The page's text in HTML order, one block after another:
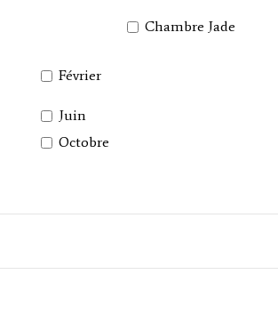
Chambre Jade
Février
Juin
Octobre